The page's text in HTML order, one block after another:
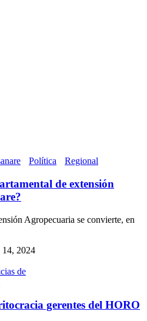
Política Regional
de extensión
Agropecuaria se convierte, en
14, 2024
de
gerentes del HORO